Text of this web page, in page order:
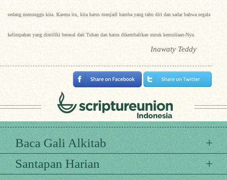
sedang menunggu kita. Karena itu, kita harus menjadi hamba yang tahu diri dan sadar bahwa segala
kelimpahan yang dimiliki berasal dari Tuhan dan harus dikembalikan untuk kemuliaan-Nya.
Inawaty Teddy
Baca Gali Alkitab
Santapan Harian